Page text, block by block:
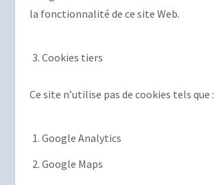
la fonctionnalité de ce site Web.
Cookies tiers
Ce site n’utilise pas de cookies tels que :
Google Analytics
Google Maps